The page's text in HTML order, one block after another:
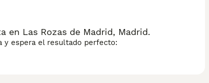
en Las Rozas de Madrid, Madrid.
y espera el resultado perfecto: